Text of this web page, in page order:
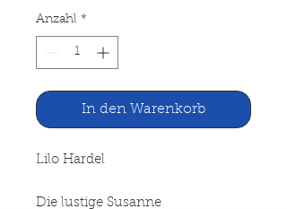
Anzahl *
In den Warenkorb
Lilo Hardel
Die lustige Susanne